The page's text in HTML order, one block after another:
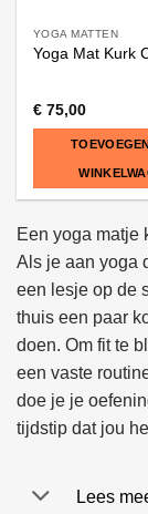
YOGA MATTEN
Yoga Mat Kurk
€75,00
Een yoga matje
Als je aan yoga
een lesje op de
thuis een paar
doen. Om fit te
een vaste
doe je je
tijdstip dat jou
Lees